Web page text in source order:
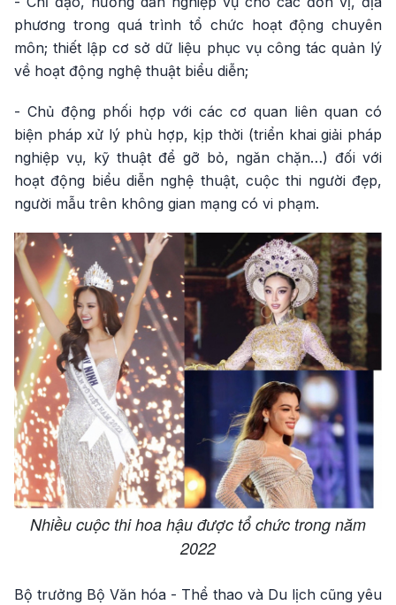
phương trong quá trình tổ chức hoạt động chuyên
môn; thiết lập cơ sở dữ liệu phục vụ công tác quản lý
về hoạt động nghệ thuật biểu diễn;
- Chủ động phối hợp với các cơ quan liên quan có
biện pháp xử lý phù hợp, kịp thời (triển khai giải pháp
nghiệp vụ, kỹ thuật để gỡ bỏ, ngăn chặn…) đối với
hoạt động biểu diễn nghệ thuật, cuộc thi người đẹp,
người mẫu trên không gian mạng có vi phạm.
Nhiều cuộc thi hoa hậu được tổ chức trong năm
2022
Bộ trưởng Bộ Văn hóa - Thể thao và Du lịch cũng yêu